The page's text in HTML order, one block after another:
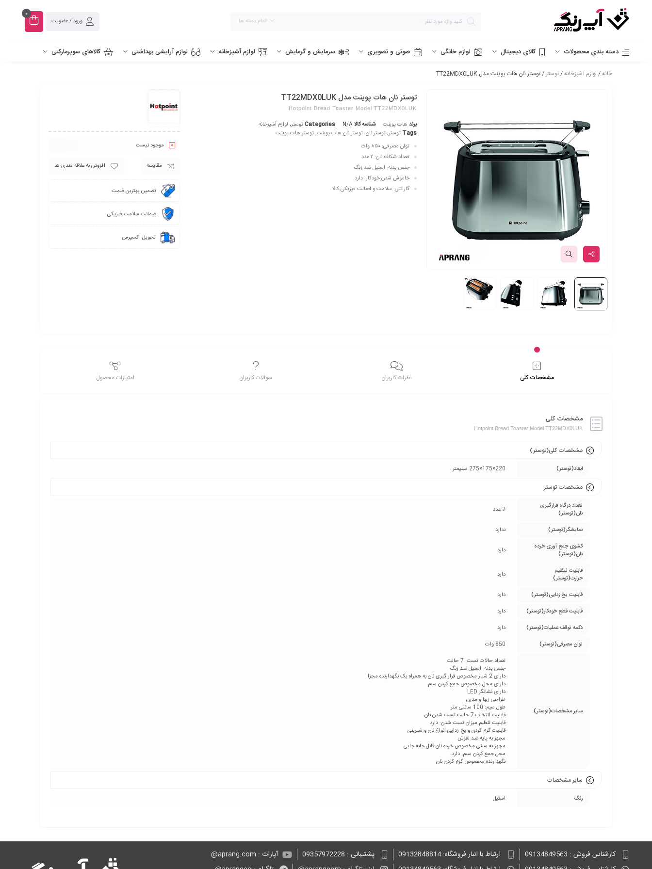
تمام دسته ها ورود / عضویت
0
دسته بندی محصولات کالای دیجیتال لوازم خانگی صوتی و تصویری سرمایش و گرمایش لوازم آشپزخانه لوازم آرایشی بهداشتی کالاهای سوپرمارکتی
خانه/ لوازم آشپزخانه/توستر/ توستر نان هات پوینت مدل TT22MDX0LUK
توستر نان هات پوینت مدل TT22MDX0LUK
Hotpoint Bread Toaster Model TT22MDX0LUK
برند هات پوینت شناسه کالاN/A
Categoriesتوستر, لوازم آشپزخانه
Tags توستر,توستر نان,توستر نان هات پوینت,توستر هات پوینت
توان مصرفی: ۸۵۰ وات
تعداد شکاف نان:۲ عدد
جنس بدنه: استیل ضد زنگ
خاموش شدن خودکار:دارد
گارانتی: سلامت و اصالت فیزیکی کالا
موجود نیست
مقایسه افزودن به علاقه مندی ها
تضمین بهترین قیمت
ضمانت سلامت فیزیکی
تحویل اکسپرس
مشخصات کلی نظرات کاربران سوالات کاربران امتیازات محصول
مشخصات کلی
Hotpoint Bread Toaster Model TT22MDX0LUK
مشخصات کلی(توستر)
ابعاد(توستر) 220×175×275 میلیمتر
مشخصات توستر
تعداد درگاه قرارگیری
نان(توستر)
2 عدد
نمایشگر(توستر)
ندارد
کشوی جمع آوری خرده
نان(توستر)
دارد
قابلیت تنظیم
حرارت(توستر)
دارد
قابلیت یخ زدایی(توستر)
دارد
قابلیت قطع خودکار(توستر)
دارد
دکمه توقف عملیات(توستر)
دارد
توان مصرفی(توستر)
850 وات
سایر مشخصات(توستر)
تعداد حالات تست: 7 حالت
جنس بدنه: استیل ضد زنگ
دارای 2 شیار مخصوص قرار گیری نان به همراه یک نگهدارنده مجزا
دارای محل مخصوص جمع کردن سیم
دارای نشانگر LED
طراحی زیبا و مدرن
طول سیم: 100 سانتی متر
قابلیت انتخاب 7 حالت تست شدن نان
قابلیت تنظیم میزان تست شدن: دارد
قابلیت گرم کردن و یخ زدایی انواع نان و شیرینی
مجهز به پایه ضد لغزش
مجهز به سینی مخصوص خرده نان قابل جابه جایی
محل جمع کردن سیم: دارد
نگهدارنده مخصوص گرم کردن نان
سایر مشخصات
رنگ استیل
کارشناس فروش : 09134849563 ارتباط با انبار فروشگاه: 09132848814 پشتیبانی : 09357972228
آپارات : aprang.com@